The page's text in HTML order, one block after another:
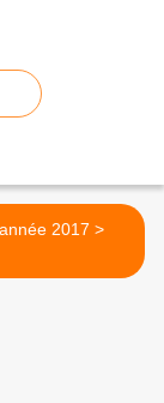
Bonne année 2017 >